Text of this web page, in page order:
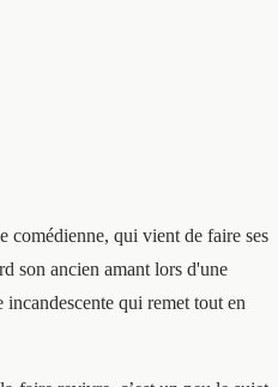
comédienne, qui vient de faire ses
son ancien amant lors d'une
qui remet tout en